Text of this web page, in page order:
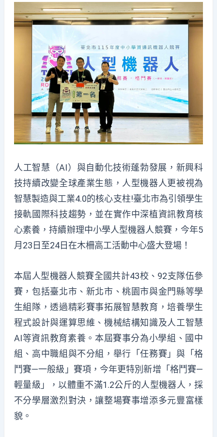
人工智慧（AI）與自動化技術蓬勃發展，新興科
技持續改變全球產業生態，人型機器人更被視為
智慧製造與工業4.0的核心支柱!臺北市為引領學生
接軌國際科技趨勢，並在實作中深植資訊教育核
心素養，持續辦理中小學人型機器人競賽，今年5
月23日至24日在木柵高工活動中心盛大登場！
本屆人型機器人競賽全國共計43校、92支隊伍參
賽，包括臺北市、新北市、桃園市與金門縣等學
生組隊，透過精彩賽事拓展智慧教育，培養學生
程式設計與運算思維、機械結構知識及人工智慧
AI等資訊教育素養。本屆賽事分為小學組、國中
組、高中職組與不分組，舉行「任務賽」與「格
鬥賽—一般級」賽項，今年更特別新增「格鬥賽—
輕量級」，以體重不滿1.2公斤的人型機器人，採
不分學層激烈對決，讓整場賽事增添多元豐富樣
貌。